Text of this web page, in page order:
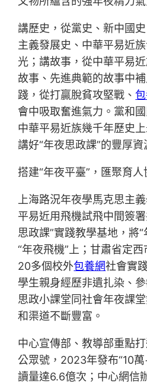
講歷史，從黨史、新中國
主義發展史、中華平易近
光；講故事，從中華平易
故事、先進典範的故事中
踐，從打贏脫貧攻堅戰、
會中吸取奮進氣力。黨和
中華平易近族幾千年歷史
講好“年夜思政課”的豐厚資
搭建“年夜平臺”，匯聚育人
上海路況年夜學馬克思主
平易近用飛機試飛中間簽
思政課”實踐教學基地，將
“年夜飛機”上；甘肅省定
20多個校外包養網社會實
學生親身經歷非遺扎染、
思政小課堂同社會年夜課
和渠道不斷豐富。
中心宣傳部、教導部重點
公眾號，2023年發布“10
讀量達6.6億次；中心網信